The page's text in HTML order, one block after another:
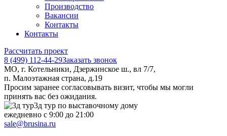
Производство
Вакансии
Контакты
Контакты
Рассчитать проект
8 (499) 112-44-29Заказать звонок
МО, г. Котельники, Дзержинское ш., вл 7/7,
п. Малоэтажная страна, д.19
Просим заранее согласовывать визит, чтобы мы могли
принять вас без ожидания.
3д тур по выставочному дому
ежедневно с 9:00 до 21:00
sale@brusina.ru